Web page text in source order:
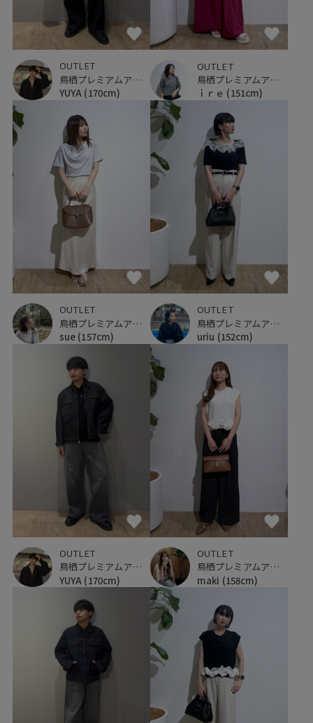
OUTLET
鳥栖プレミアムアウトレット
YUYA (170cm)
OUTLET
鳥栖プレミアムアウトレット
ｉｒｅ (151cm)
OUTLET
鳥栖プレミアムアウトレット
sue (157cm)
OUTLET
鳥栖プレミアムアウトレット
uriu (152cm)
OUTLET
鳥栖プレミアムアウトレット
YUYA (170cm)
OUTLET
鳥栖プレミアムアウトレット
maki (158cm)